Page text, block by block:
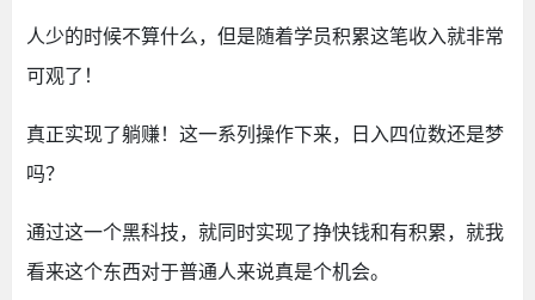
人少的时候不算什么，但是随着学员积累这笔收入就非常
可观了！
真正实现了躺赚！这一系列操作下来，日入四位数还是梦
吗？
通过这一个黑科技，就同时实现了挣快钱和有积累，就我
看来这个东西对于普通人来说真是个机会。